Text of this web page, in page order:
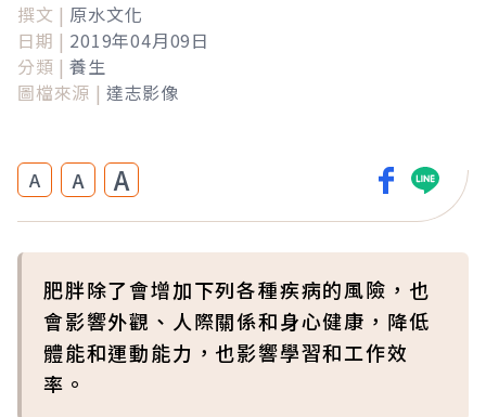
撰文 | 原水文化
日期 | 2019年04月09日
分類 | 養生
圖檔來源 | 達志影像
A A A
肥胖除了會增加下列各種疾病的風險，也
會影響外觀、人際關係和身心健康，降低
體能和運動能力，也影響學習和工作效
率。